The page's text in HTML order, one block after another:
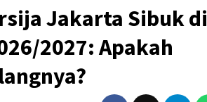
Jakarta Sibuk di
2027: Apakah